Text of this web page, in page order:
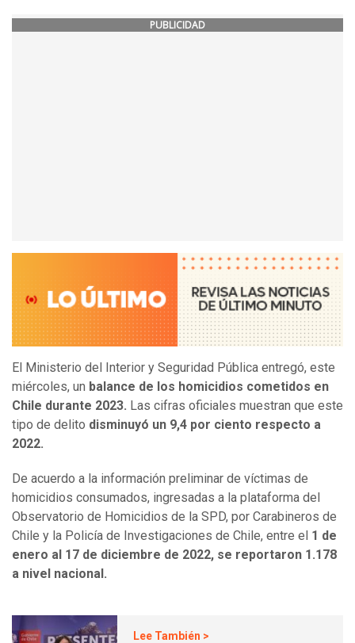
PUBLICIDAD
El Ministerio del Interior y Seguridad Pública entregó, este
miércoles, un balance de los homicidios cometidos en
Chile durante 2023. Las cifras oficiales muestran que este
tipo de delito disminuyó un 9,4 por ciento respecto a
2022.
De acuerdo a la información preliminar de víctimas de
homicidios consumados, ingresadas a la plataforma del
Observatorio de Homicidios de la SPD, por Carabineros de
Chile y la Policía de Investigaciones de Chile, entre el 1 de
enero al 17 de diciembre de 2022, se reportaron 1.178
a nivel nacional.
Lee También >